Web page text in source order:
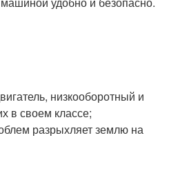
низкооборотный и
в своем классе;
разрыхляет землю на